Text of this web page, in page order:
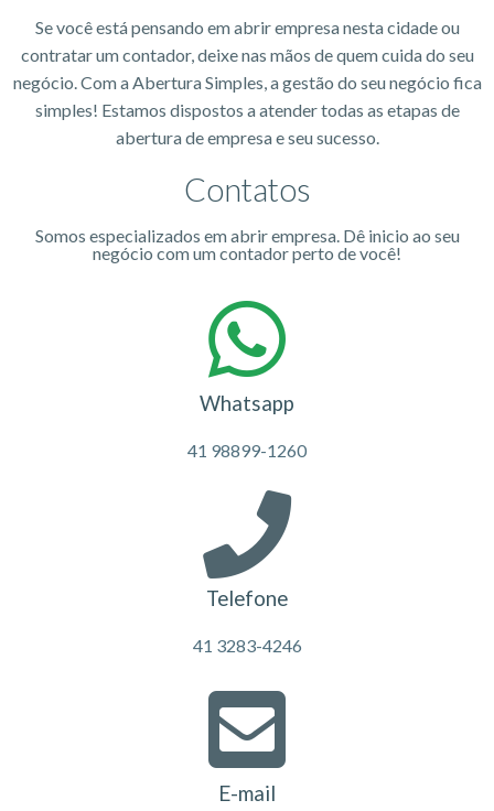
Se você está pensando em abrir empresa nesta cidade ou
contratar um contador, deixe nas mãos de quem cuida do seu
negócio. Com a Abertura Simples, a gestão do seu negócio fica
simples! Estamos dispostos a atender todas as etapas de
abertura de empresa e seu sucesso.
Contatos
Somos especializados em abrir empresa. Dê inicio ao seu
negócio com um contador perto de você!
Whatsapp
41 98899-1260
Telefone
41 3283-4246
E-mail